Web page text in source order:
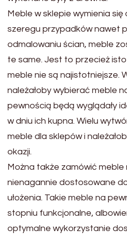
Meble w sklepie wymienia się
szeregu przypadków nawet
odmalowaniu ścian, meble
te same. Jest to przecież
meble nie są najistotniejsze.
należałoby wybierać meble
pewnością będą wyglądały
w dniu ich kupna. Wielu
meble dla sklepów i
okazji.
Można także zamówić meble
nienagannie dostosowane
ułożenia. Takie meble na
stopniu funkcjonalne,
optymalne wykorzystanie